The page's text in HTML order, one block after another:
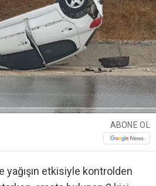
ABONE OL
yağışın etkisiyle kontrolden